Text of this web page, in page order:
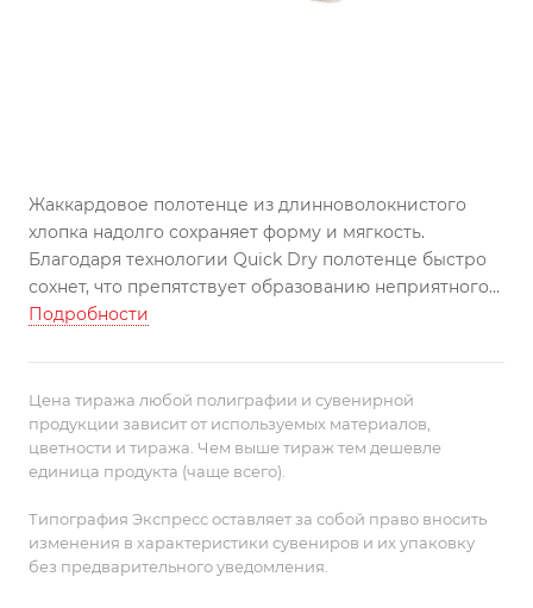
Жаккардовое полотенце из длинноволокнистого
хлопка надолго сохраняет форму и мягкость.
Благодаря технологии Quick Dry полотенце быстро
сохнет, что препятствует образованию неприятного
запаха.
Изделие имеет сертификат качества OEKO-TEX® и
не содержит вредных примесей, что позволяет
использовать его для детей.
Полотенце поставляется в индивидуальном
полиэтиленовом пакете с липким краем.
Подробности
Цена тиража любой полиграфии и сувенирной
продукции зависит от используемых материалов,
цветности и тиража. Чем выше тираж тем дешевле
единица продукта (чаще всего).
Типография Экспресс оставляет за собой право вносить
изменения в характеристики сувениров и их упаковку
без предварительного уведомления.